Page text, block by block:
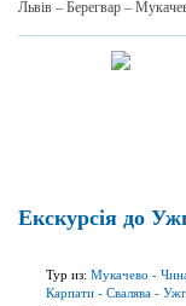
Львів – Берегвар –
Екскурсія до
Тур из: Мукачево -
Карпати - Свалява -